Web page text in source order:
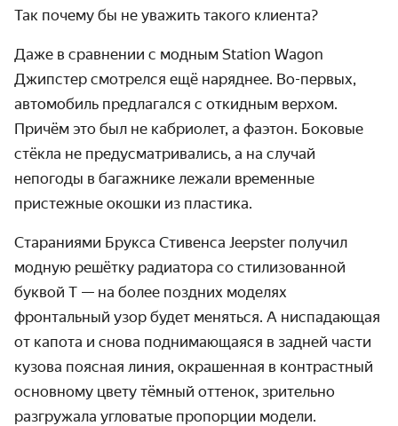
Так почему бы не уважить такого клиента?
Даже в сравнении с модным Station Wagon
Джипстер смотрелся ещё наряднее. Во-первых,
автомобиль предлагался с откидным верхом.
Причём это был не кабриолет, а фаэтон. Боковые
стёкла не предусматривались, а на случай
непогоды в багажнике лежали временные
пристежные окошки из пластика.
Стараниями Брукса Стивенса Jeepster получил
модную решётку радиатора со стилизованной
буквой T — на более поздних моделях
фронтальный узор будет меняться. А ниспадающая
от капота и снова поднимающаяся в задней части
кузова поясная линия, окрашенная в контрастный
основному цвету тёмный оттенок, зрительно
разгружала угловатые пропорции модели.